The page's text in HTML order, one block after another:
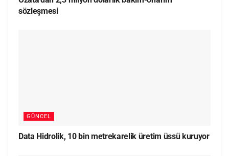
sözleşmesi
GÜNCEL
Data Hidrolik, 10 bin metrekarelik üretim üssü kuruyor